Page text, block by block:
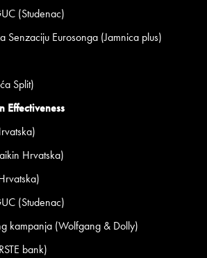
(Studenac)
Senzaciju Eurosonga (Jamnica plus)
Split)
Effectiveness
Hrvatska)
(Studenac)
kampanja (Wolfgang & Dolly)
bank)